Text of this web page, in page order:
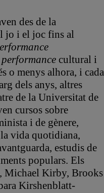
des de la
jo i el joc fins al
performance cultural i
o menys alhora, i cada
dels anys, altres
de la Universitat de
cursos sobre
i de gènere,
vida quotidiana,
estudis de
populars. Els
Michael Kirby, Brooks
Kirshenblatt-